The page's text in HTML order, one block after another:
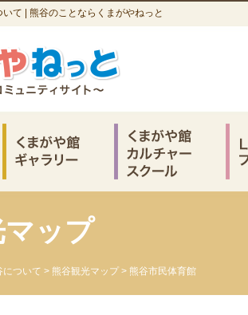
て | 熊谷のことならくまがやねっと
ップ
について > 熊谷観光マップ > 熊谷市民体育館